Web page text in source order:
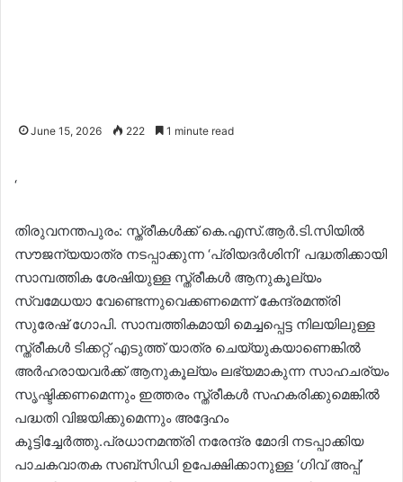
June 15, 2026 222 1 minute read
‘
തിരുവനന്തപുരം: സ്ത്രീകൾക്ക് കെ.എസ്.ആർ.ടി.സിയിൽ
സൗജന്യയാത്ര നടപ്പാക്കുന്ന ‘പ്രിയദർശിനി’ പദ്ധതിക്കായി
സാമ്പത്തിക ശേഷിയുള്ള സ്ത്രീകൾ ആനുകൂല്യം
സ്വമേധയാ വേണ്ടെന്നുവെക്കണമെന്ന് കേന്ദ്രമന്ത്രി
സുരേഷ് ഗോപി. സാമ്പത്തികമായി മെച്ചപ്പെട്ട നിലയിലുള്ള
സ്ത്രീകൾ ടിക്കറ്റ് എടുത്ത് യാത്ര ചെയ്യുകയാണെങ്കിൽ
അർഹരായവർക്ക് ആനുകൂല്യം ലഭ്യമാകുന്ന സാഹചര്യം
സൃഷ്ടിക്കണമെന്നും ഇത്തരം സ്ത്രീകൾ സഹകരിക്കുമെങ്കിൽ
പദ്ധതി വിജയിക്കുമെന്നും അദ്ദേഹം
കൂട്ടിച്ചേർത്തു.പ്രധാനമന്ത്രി നരേന്ദ്ര മോദി നടപ്പാക്കിയ
പാചകവാതക സബ്സിഡി ഉപേക്ഷിക്കാനുള്ള ‘ഗിവ് അപ്പ്’